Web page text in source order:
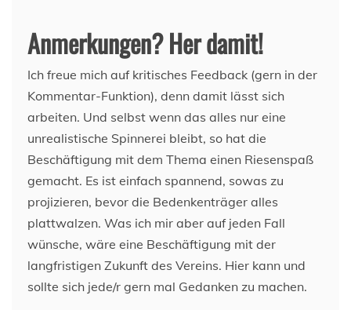
Anmerkungen? Her damit!
Ich freue mich auf kritisches Feedback (gern in der
Kommentar-Funktion), denn damit lässt sich
arbeiten. Und selbst wenn das alles nur eine
unrealistische Spinnerei bleibt, so hat die
Beschäftigung mit dem Thema einen Riesenspaß
gemacht. Es ist einfach spannend, sowas zu
projizieren, bevor die Bedenkenträger alles
plattwalzen. Was ich mir aber auf jeden Fall
wünsche, wäre eine Beschäftigung mit der
langfristigen Zukunft des Vereins. Hier kann und
sollte sich jede/r gern mal Gedanken zu machen.